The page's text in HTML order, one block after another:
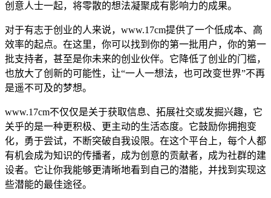
创意人士一起，将零散的想法凝聚成有影响力的成果。
对于有志于创业的人来说，www.17cm提供了一个低成本、高
效率的起点。在这里，你可以找到你的第一批用户，你的第一
批支持者，甚至是你未来的创业伙伴。它降低了创业的门槛，
也放大了创新的可能性，让“一人一想法，也可改变世界”不再
是遥不可及的梦想。
www.17cm不仅仅是关于获取信息、拓展社交或发掘兴趣，它
关乎的是一种更积极、更主动的生活态度。它鼓励你拥抱变
化，勇于尝试，不断突破自我设限。在这个平台上，每个人都
有机会成为知识的传播者，成为创意的贡献者，成为社群的建
设者。它让你我能够更清晰地看到自己的潜能，并找到实现这
些潜能的最佳途径。